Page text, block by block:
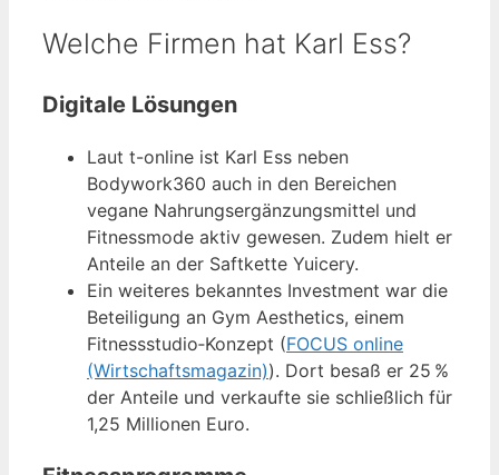
Welche Firmen hat Karl Ess?
Digitale Lösungen
Laut t-online ist Karl Ess neben
Bodywork360 auch in den Bereichen
vegane Nahrungsergänzungsmittel und
Fitnessmode aktiv gewesen. Zudem hielt er
Anteile an der Saftkette Yuicery.
Ein weiteres bekanntes Investment war die
Beteiligung an Gym Aesthetics, einem
Fitnessstudio‑Konzept (FOCUS online
(Wirtschaftsmagazin)). Dort besaß er 25 %
der Anteile und verkaufte sie schließlich für
1,25 Millionen Euro.